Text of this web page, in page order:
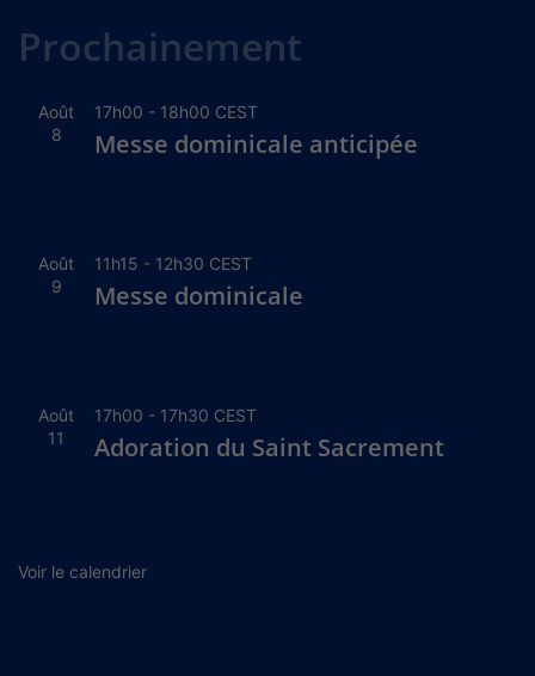
Prochainement
Août
8
17h00 - 18h00 CEST
Messe dominicale anticipée
Août
9
11h15 - 12h30 CEST
Messe dominicale
Août
11
17h00 - 17h30 CEST
Adoration du Saint Sacrement
Voir le calendrier